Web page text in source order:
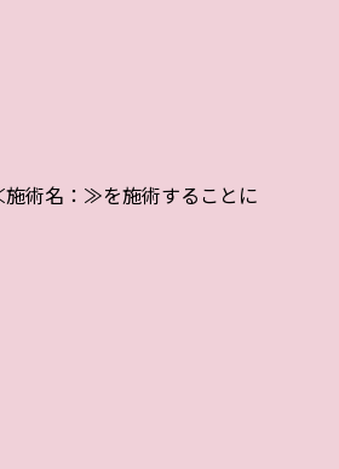
術名：≫を施術することに